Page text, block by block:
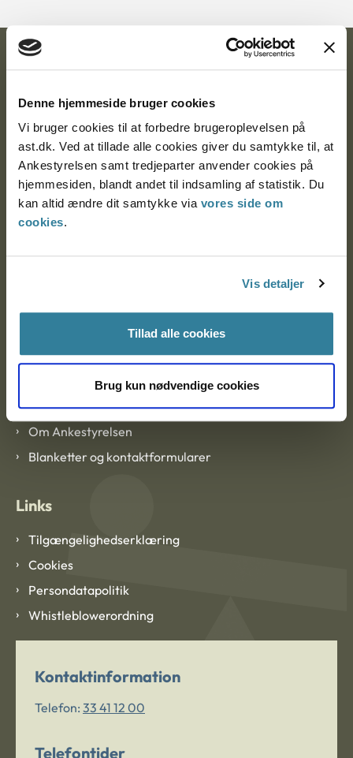
Denne hjemmeside bruger cookies
Vi bruger cookies til at forbedre brugeroplevelsen på
ast.dk. Ved at tillade alle cookies giver du samtykke til, at
Ankestyrelsen samt tredjeparter anvender cookies på
hjemmesiden, blandt andet til indsamling af statistik. Du
kan altid ændre dit samtykke via vores side om
cookies.
Vis detaljer
Tillad alle cookies
Brug kun nødvendige cookies
Ankestyrelsen
Postadresse:
Nytorv 7, 2. sal
9000 Aalborg
Ankestyrelsen Aalborg
Ankestyrelsen København
EAN: 57 98 000 35 48 21
Om Ankestyrelsen
Om Ankestyrelsen
Blanketter og kontaktformularer
Links
Tilgængelighedserklæring
Cookies
Persondatapolitik
Whistleblowerordning
Kontaktinformation
Telefon: 33 41 12 00
Telefontider